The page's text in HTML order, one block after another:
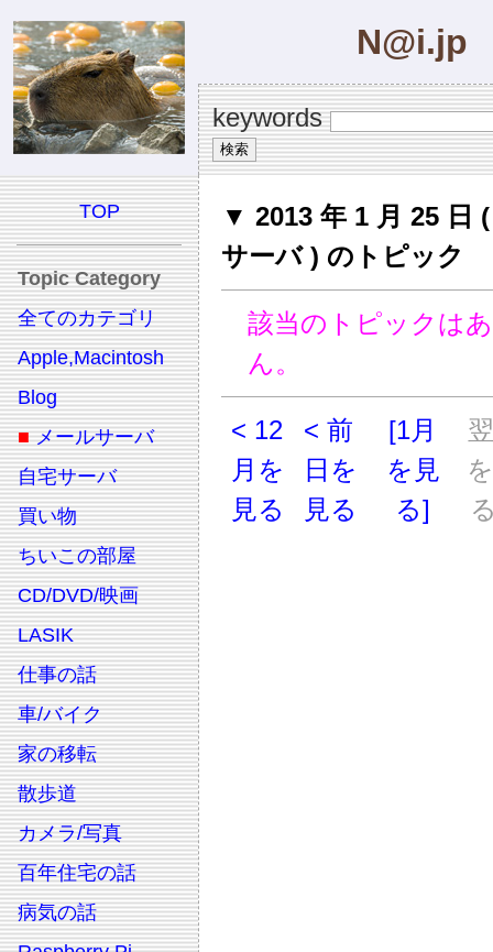
N@i.jp
keywords
TOP
Topic Category
全てのカテゴリ
Apple,Macintosh
Blog
■ メールサーバ
自宅サーバ
買い物
ちいこの部屋
CD/DVD/映画
LASIK
仕事の話
車/バイク
家の移転
散歩道
カメラ/写真
百年住宅の話
病気の話
▼ 2013 年 1 月 25 日
サーバ ) のトピック
該当のトピックは
ん。
< 12
月を
見る
< 前
日を
見る
[1月
を見
る]